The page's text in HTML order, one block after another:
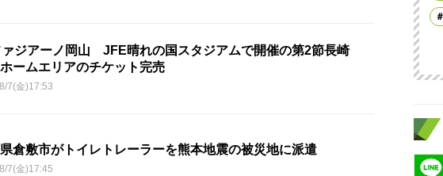
ジアーノ岡山 JFE晴れの国スタジアムで開催の第2節長崎
ームエリアのチケット完売
7(金)17:53
倉敷市がトイレトレーラーを熊本地震の被災地に派遣
7(金)17:45